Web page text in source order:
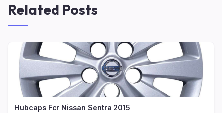
Related Posts
Hubcaps For Nissan Sentra 2015